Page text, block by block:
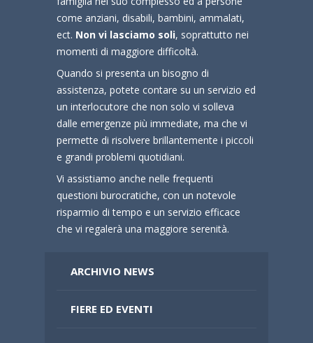
come anziani, disabili, bambini, ammalati,
ect. Non vi lasciamo soli, soprattutto nei
momenti di maggiore difficoltà.
Quando si presenta un bisogno di
assistenza, potete contare su un servizio ed
un interlocutore che non solo vi solleva
dalle emergenze più immediate, ma che vi
permette di risolvere brillantemente i piccoli
e grandi problemi quotidiani.
Vi assistiamo anche nelle frequenti
questioni burocratiche, con un notevole
risparmio di tempo e un servizio efficace
che vi regalerà una maggiore serenità.
ARCHIVIO NEWS
FIERE ED EVENTI